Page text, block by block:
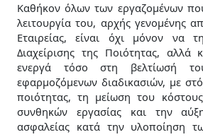
Καθήκον όλων των εργαζομένων
λειτουργία του, αρχής γενομένης
Εταιρείας, είναι όχι μόνον να
Διαχείρισης της Ποιότητας, αλλά
ενεργά τόσο στη βελτίωσή
εφαρμοζόμενων διαδικασιών, με
ποιότητας, τη μείωση του
συνθηκών εργασίας και την
ασφαλείας κατά την υλοποίηση